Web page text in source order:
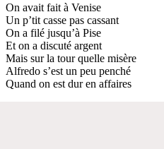
On avait fait à Venise
Un p’tit casse pas cassant
On a filé jusqu’à Pise
Et on a discuté argent
Mais sur la tour quelle misère
Alfredo s’est un peu penché
Quand on est dur en affaires